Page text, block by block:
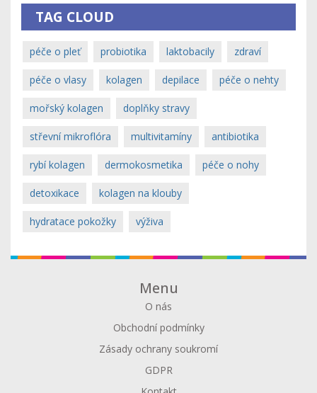
TAG CLOUD
péče o pleť probiotika laktobacily zdraví
péče o vlasy kolagen depilace péče o nehty
mořský kolagen doplňky stravy
střevní mikroflóra multivitamíny antibiotika
rybí kolagen dermokosmetika péče o nohy
detoxikace kolagen na klouby
hydratace pokožky výživa
Menu
O nás
Obchodní podmínky
Zásady ochrany soukromí
GDPR